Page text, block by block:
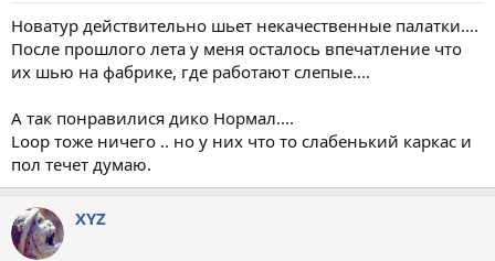
Новатур действительно шьет некачественные палатки....
После прошлого лета у меня осталось впечатление что
их шью на фабрике, где работают слепые....
А так понравилися дико Нормал....
Loop тоже ничего .. но у них что то слабенький каркас и
пол течет думаю.
XYZ